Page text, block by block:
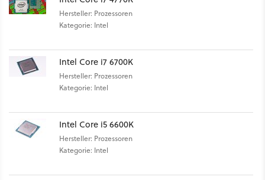
Hersteller: Prozessoren
Kategorie: Intel
Intel Core i7 6700K
Hersteller: Prozessoren
Kategorie: Intel
Intel Core i5 6600K
Hersteller: Prozessoren
Kategorie: Intel